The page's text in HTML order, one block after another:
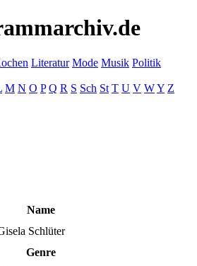
Literatur Mode Musik Politik
M N O P Q R S Sch St T U V WY Z
Name
Schlüter
Genre